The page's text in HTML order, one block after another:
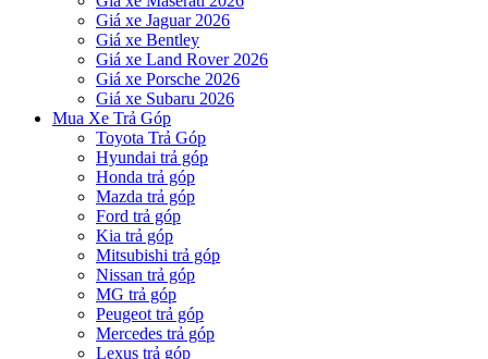
Giá xe Jaguar 2026
Giá xe Bentley
Giá xe Land Rover 2026
Giá xe Porsche 2026
Giá xe Subaru 2026
Mua Xe Trả Góp
Toyota Trả Góp
Hyundai trả góp
Honda trả góp
Mazda trả góp
Ford trả góp
Kia trả góp
Mitsubishi trả góp
Nissan trả góp
MG trả góp
Peugeot trả góp
Mercedes trả góp
Lexus trả góp